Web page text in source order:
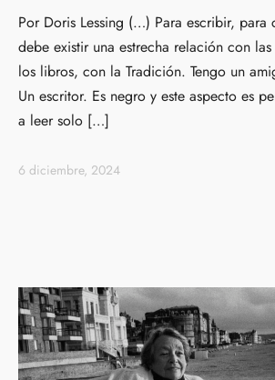
Por Doris Lessing (…) Para escribir, para
debe existir una estrecha relación con
los libros, con la Tradición. Tengo un
Un escritor. Es negro y este aspecto es
a leer solo […]
6 diciembre, 2024